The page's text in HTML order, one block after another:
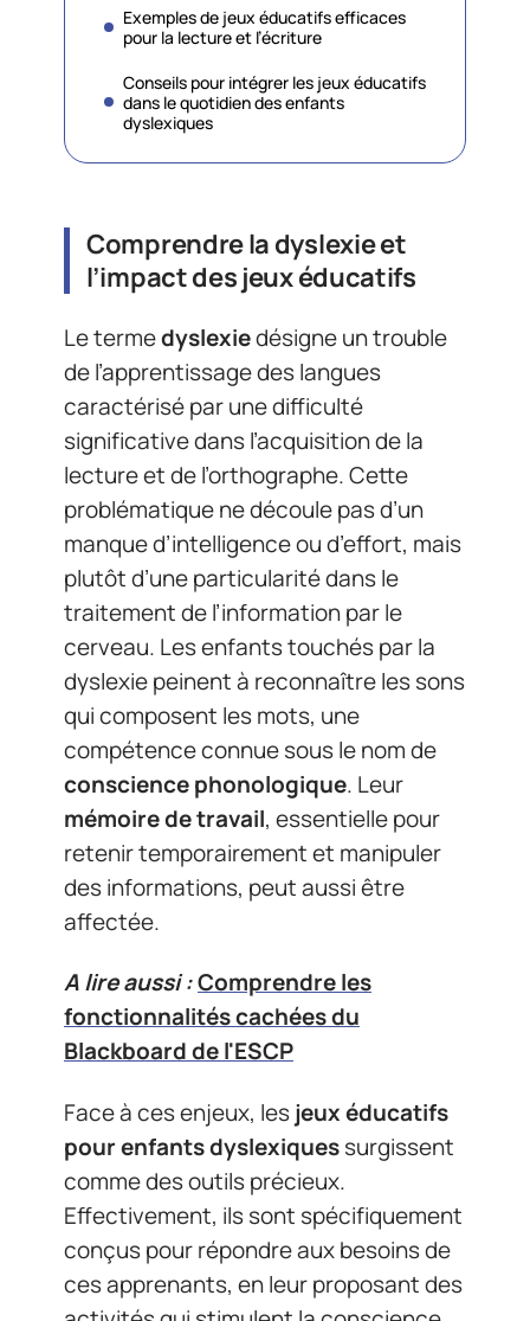
Exemples de jeux éducatifs efficaces
pour la lecture et l’écriture
Conseils pour intégrer les jeux éducatifs
dans le quotidien des enfants
dyslexiques
Comprendre la dyslexie et
l’impact des jeux éducatifs
Le termedyslexiedésigne un trouble
de l’apprentissage des langues
caractérisé par une difficulté
significative dans l’acquisition de la
lecture et de l’orthographe. Cette
problématique ne découle pas d’un
manque d’intelligence ou d’effort, mais
plutôt d’une particularité dans le
traitement de l’information par le
cerveau. Les enfants touchés par la
dyslexie peinent à reconnaître les sons
qui composent les mots, une
compétence connue sous le nom de
conscience phonologique. Leur
mémoire de travail, essentielle pour
retenir temporairement et manipuler
des informations, peut aussi être
affectée.
A lire aussi :Comprendre les
fonctionnalités cachées du
Blackboard de l'ESCP
Face à ces enjeux, lesjeux éducatifs
pour enfants dyslexiquessurgissent
comme des outils précieux.
Effectivement, ils sont spécifiquement
conçus pour répondre aux besoins de
ces apprenants, en leur proposant des